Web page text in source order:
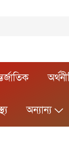
অন্যান্য